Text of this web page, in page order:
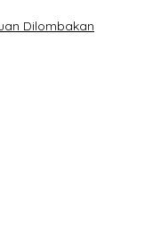
Dilombakan